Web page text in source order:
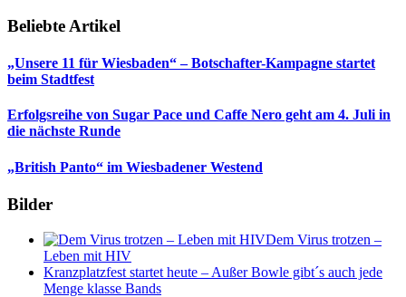
Beliebte Artikel
„Unsere 11 für Wiesbaden“ – Botschafter-Kampagne startet
beim Stadtfest
Erfolgsreihe von Sugar Pace und Caffe Nero geht am 4. Juli in
die nächste Runde
„British Panto“ im Wiesbadener Westend
Bilder
Dem Virus trotzen –
Leben mit HIV
Kranzplatzfest startet heute – Außer Bowle gibt´s auch jede
Menge klasse Bands